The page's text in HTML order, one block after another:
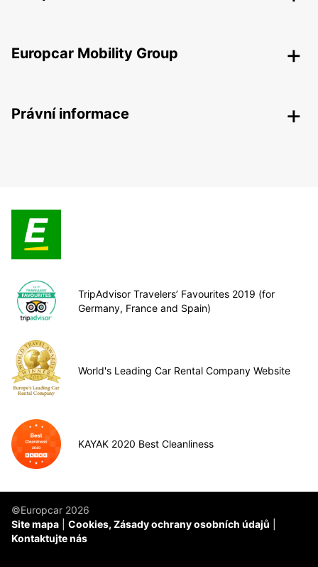
Europcar Mobility Group
Právní informace
TripAdvisor Travelers’ Favourites 2019 (for
Germany, France and Spain)
World's Leading Car Rental Company Website
KAYAK 2020 Best Cleanliness
©Europcar 2026
Site mapa
Cookies, Zásady ochrany osobních údajů
Kontaktujte nás